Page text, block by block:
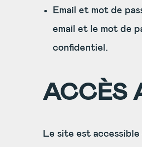
Email et mot de
email et le mot de
confidentiel.
ACCÈS
Le site est